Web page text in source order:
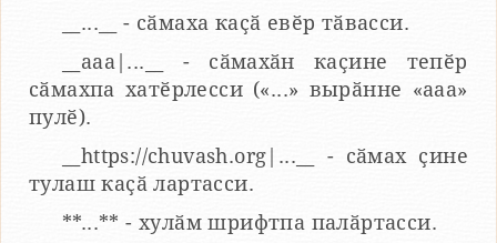
__...__ - сӑмаха каҫӑ евӗр тӑвасси.
__aaa|...__ - сӑмахӑн каҫине тепӗр
сӑмахпа хатӗрлесси («...» вырӑнне «ааа»
пулӗ).
__https://chuvash.org|...__ - сӑмах ҫине
тулаш каҫӑ лартасси.
**...** - хулӑм шрифтпа палӑртасси.